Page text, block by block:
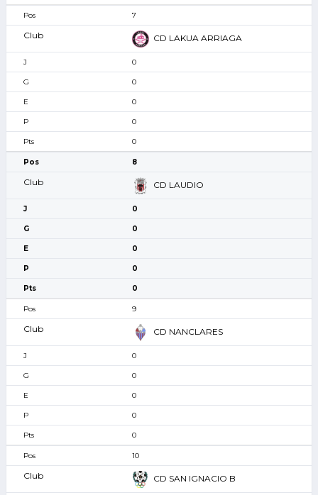
7
CD LAKUA ARRIAGA
0
0
0
0
0
8
CD LAUDIO
0
0
0
0
0
9
CD NANCLARES
0
0
0
0
0
10
CD SAN IGNACIO B